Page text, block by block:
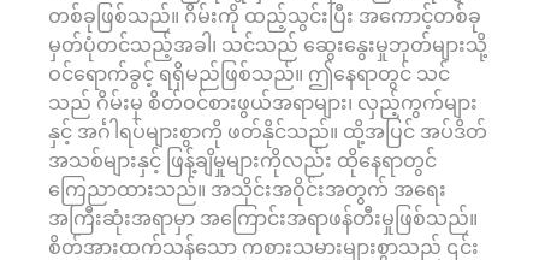
တစ်ခုဖြစ်သည်။ ဂိမ်းကို ထည့်သွင်းပြီး အကောင့်တစ်ခု
မှတ်ပုံတင်သည့်အခါ၊ သင်သည် ဆွေးနွေးမှုဘုတ်များသို့
ဝင်ရောက်ခွင့် ရရှိမည်ဖြစ်သည်။ ဤနေရာတွင် သင်
သည် ဂိမ်းမှ စိတ်ဝင်စားဖွယ်အရာများ၊ လှည့်ကွက်များ
နှင့် အင်္ဂါရပ်များစွာကို ဖတ်နိုင်သည်။ ထို့အပြင် အပ်ဒိတ်
အသစ်များနှင့် ဖြန့်ချိမှုများကိုလည်း ထိုနေရာတွင်
ကြေညာထားသည်။ အသိုင်းအဝိုင်းအတွက် အရေး
အကြီးဆုံးအရာမှာ အကြောင်းအရာဖန်တီးမှုဖြစ်သည်။
စိတ်အားထက်သန်သော ကစားသမားများစွာသည် ၎င်း